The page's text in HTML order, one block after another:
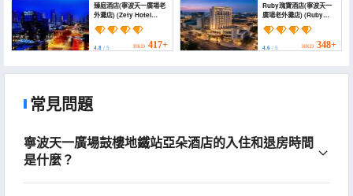
臻庭酒店(寧波天一廣場老
外灘店) (Zety Hotel
(Ningbo Tianyi Square
Old Bund))
4.8 / 5 HKD 417+
Ruby瑰寶酒店(寧波天一
廣場老外灘店) (Ruby
Bella Hotel （Ningbo
Old Bund & Tianyi
4.6/ 5 HKD 348+
常見問題
寧波天一廣場鼓樓地鐵站亞朵酒店的入住和退房時間
是什麼？